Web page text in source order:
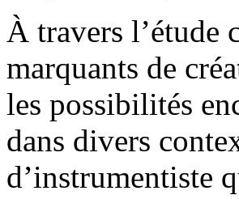
À travers l’étude
marquants de
les possibilités
dans divers
d’instrumentiste